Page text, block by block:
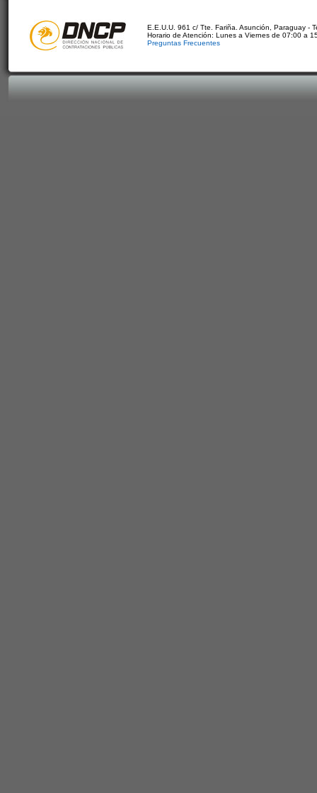
E.E.U.U. 961 c/ Tte. Fariña. Asunción, Paraguay -
Horario de Atención: Lunes a Viernes de 07:00 a
Preguntas Frecuentes